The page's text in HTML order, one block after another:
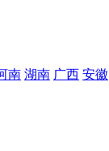
南 湖南 广西 安徽